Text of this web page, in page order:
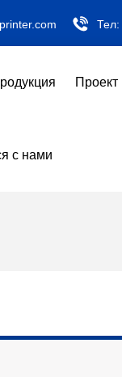
Тел:
Проект
с нами